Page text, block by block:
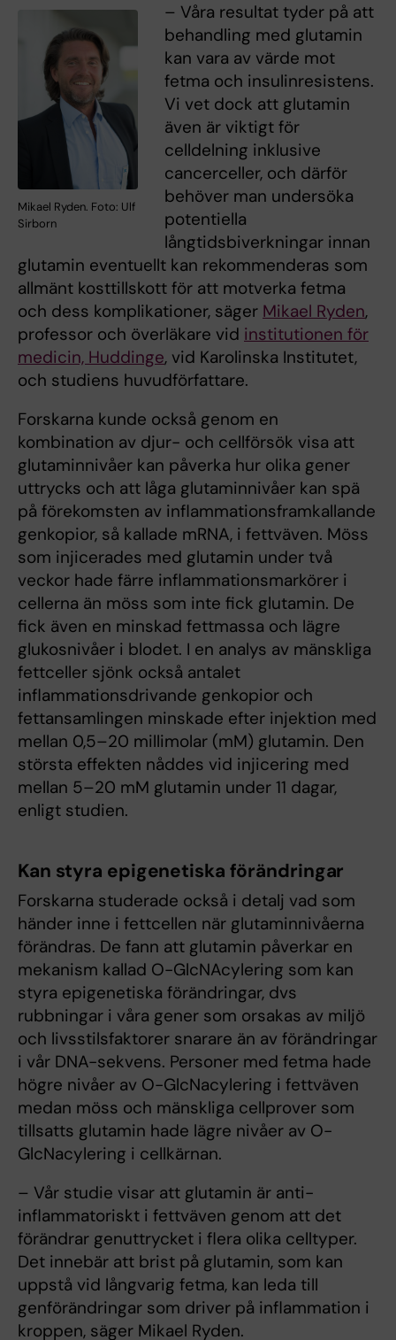
Mikael Ryden. Foto: Ulf
Sirborn
– Våra resultat tyder på att
behandling med glutamin
kan vara av värde mot
fetma och insulinresistens.
Vi vet dock att glutamin
även är viktigt för
celldelning inklusive
cancerceller, och därför
behöver man undersöka
potentiella
långtidsbiverkningar innan
glutamin eventuellt kan rekommenderas som
allmänt kosttillskott för att motverka fetma
och dess komplikationer, säger Mikael Ryden,
professor och överläkare vid institutionen för
medicin, Huddinge, vid Karolinska Institutet,
och studiens huvudförfattare.
Forskarna kunde också genom en
kombination av djur- och cellförsök visa att
glutaminnivåer kan påverka hur olika gener
uttrycks och att låga glutaminnivåer kan spä
på förekomsten av inflammationsframkallande
genkopior, så kallade mRNA, i fettväven. Möss
som injicerades med glutamin under två
veckor hade färre inflammationsmarkörer i
cellerna än möss som inte fick glutamin. De
fick även en minskad fettmassa och lägre
glukosnivåer i blodet. I en analys av mänskliga
fettceller sjönk också antalet
inflammationsdrivande genkopior och
fettansamlingen minskade efter injektion med
mellan 0,5–20 millimolar (mM) glutamin. Den
största effekten nåddes vid injicering med
mellan 5–20 mM glutamin under 11 dagar,
enligt studien.
Kan styra epigenetiska förändringar
Forskarna studerade också i detalj vad som
händer inne i fettcellen när glutaminnivåerna
förändras. De fann att glutamin påverkar en
mekanism kallad O-GlcNAcylering som kan
styra epigenetiska förändringar, dvs
rubbningar i våra gener som orsakas av miljö
och livsstilsfaktorer snarare än av förändringar
i vår DNA-sekvens. Personer med fetma hade
högre nivåer av O-GlcNacylering i fettväven
medan möss och mänskliga cellprover som
tillsatts glutamin hade lägre nivåer av O-
GlcNacylering i cellkärnan.
– Vår studie visar att glutamin är anti-
inflammatoriskt i fettväven genom att det
förändrar genuttrycket i flera olika celltyper.
Det innebär att brist på glutamin, som kan
uppstå vid långvarig fetma, kan leda till
genförändringar som driver på inflammation i
kroppen, säger Mikael Ryden.